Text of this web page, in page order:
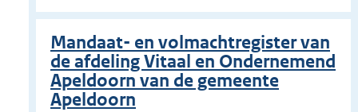
Mandaat- en volmachtregister van
de afdeling Vitaal en Ondernemend
Apeldoorn van de gemeente
Apeldoorn